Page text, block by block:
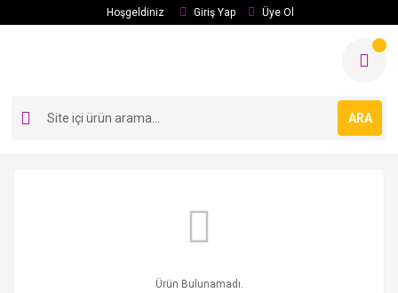
Hoşgeldiniz Giriş Yap Üye Ol
ARA
Ürün Bulunamadı.